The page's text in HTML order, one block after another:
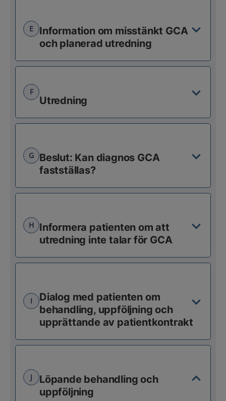
E
Information om misstänkt GCA
och planerad utredning
F
Utredning
G
Beslut: Kan diagnos GCA
fastställas?
H
Informera patienten om att
utredning inte talar för GCA
I
Dialog med patienten om
behandling, uppföljning och
upprättande av patientkontrakt
J
Löpande behandling och
uppföljning